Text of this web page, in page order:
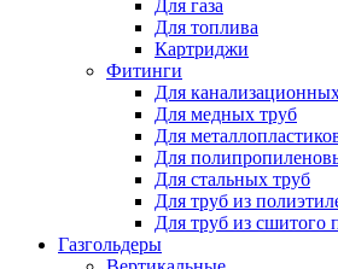
Для газа
Для топлива
Картриджи
Фитинги
Для
Для медных труб
Для
Для
Для стальных труб
Для труб из
Для труб из сшитого
Газгольдеры